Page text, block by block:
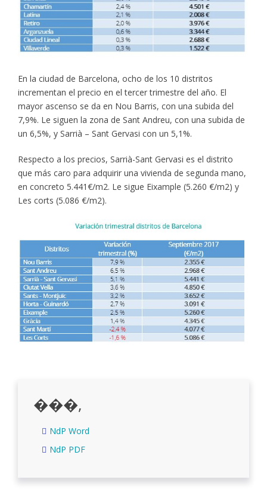
En la ciudad de Barcelona, ocho de los 10 distritos
incrementan el precio en el tercer trimestre del año. El
mayor ascenso se da en Nou Barris, con una subida del
7,9%. Le siguen la zona de Sant Andreu, con una subida de
un 6,5%, y Sarrià – Sant Gervasi con un 5,1%.
Respecto a los precios, Sarrià-Sant Gervasi es el distrito
que más caro para adquirir una vivienda de segunda mano,
en concreto 5.441€/m2. Le sigue Eixample (5.260 €/m2) y
Les corts (5.086 €/m2).
���,
NdP Word
NdP PDF